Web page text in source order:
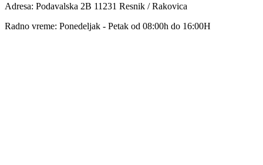
Adresa: Podavalska 2B 11231 Resnik / Rakovica
Radno vreme: Ponedeljak - Petak od 08:00h do 16:00H